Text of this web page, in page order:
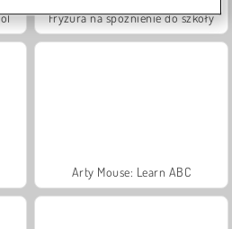
Fryzura na spóźnienie do szkoły
Arty Mouse: Learn ABC